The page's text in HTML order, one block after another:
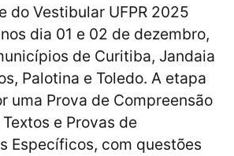
do Vestibular UFPR 2025
dia 01 e 02 de dezembro,
de Curitiba, Jandaia
Palotina e Toledo. A etapa
uma Prova de Compreensão
e Provas de
Específicos, com questões